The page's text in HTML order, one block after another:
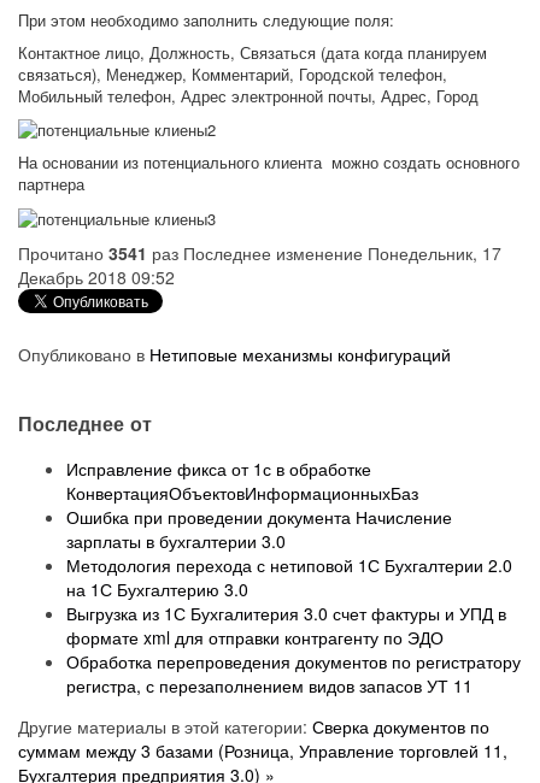
При этом необходимо заполнить следующие поля:
Контактное лицо, Должность, Связаться (дата когда планируем
связаться), Менеджер, Комментарий, Городской телефон,
Мобильный телефон, Адрес электронной почты, Адрес, Город
На основании из потенциального клиента можно создать основного
партнера
Прочитано 3541 раз Последнее изменение Понедельник, 17
Декабрь 2018 09:52
Опубликовано в Нетиповые механизмы конфигураций
Последнее от
Исправление фикса от 1с в обработке
КонвертацияОбъектовИнформационныхБаз
Ошибка при проведении документа Начисление
зарплаты в бухгалтерии 3.0
Методология перехода с нетиповой 1С Бухгалтерии 2.0
на 1С Бухгалтерию 3.0
Выгрузка из 1С Бухгалитерия 3.0 счет фактуры и УПД в
формате xml для отправки контрагенту по ЭДО
Обработка перепроведения документов по регистратору
регистра, с перезаполнением видов запасов УТ 11
Другие материалы в этой категории: Сверка документов по
суммам между 3 базами (Розница, Управление торговлей 11,
Бухгалтерия предприятия 3.0) »